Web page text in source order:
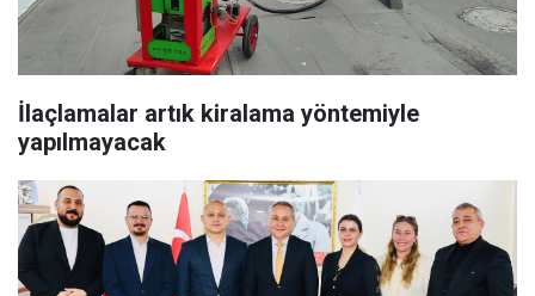
İlaçlamalar artık kiralama yöntemiyle
yapılmayacak